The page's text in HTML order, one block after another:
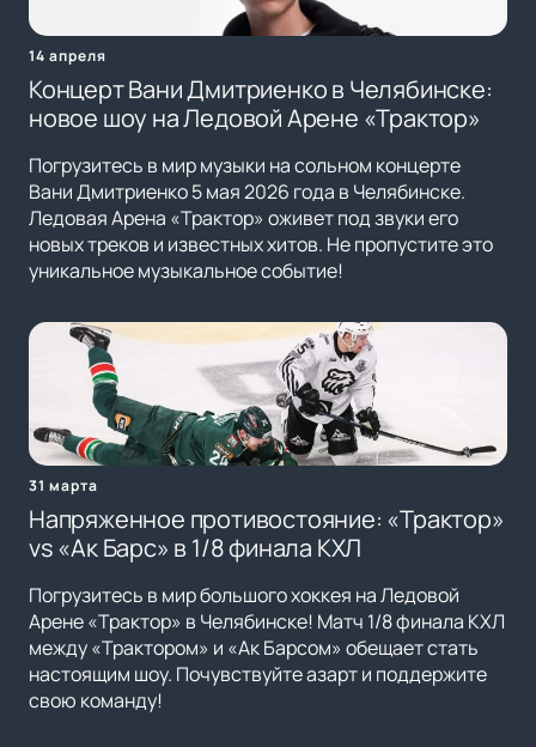
14 апреля
Концерт Вани Дмитриенко в Челябинске:
новое шоу на Ледовой Арене «Трактор»
Погрузитесь в мир музыки на сольном концерте
Вани Дмитриенко 5 мая 2026 года в Челябинске.
Ледовая Арена «Трактор» оживет под звуки его
новых треков и известных хитов. Не пропустите это
уникальное музыкальное событие!
31 марта
Напряженное противостояние: «Трактор»
vs «Ак Барс» в 1/8 финала КХЛ
Погрузитесь в мир большого хоккея на Ледовой
Арене «Трактор» в Челябинске! Матч 1/8 финала КХЛ
между «Трактором» и «Ак Барсом» обещает стать
настоящим шоу. Почувствуйте азарт и поддержите
свою команду!